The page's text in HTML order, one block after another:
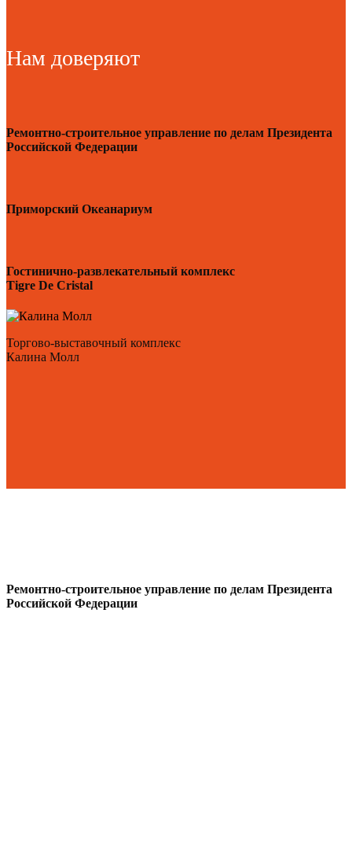
Нам доверяют
Ремонтно-строительное управление по делам Президента
Российской Федерации
Приморский Океанариум
Гостинично-развлекательный комплекс
Tigre De Cristal
Торгово-выставочный комплекс
Калина Молл
Ремонтно-строительное управление по делам Президента
Российской Федерации